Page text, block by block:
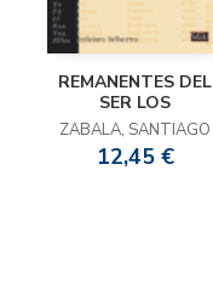
REMANENTES DEL
SER LOS
ZABALA, SANTIAGO
12,45 €